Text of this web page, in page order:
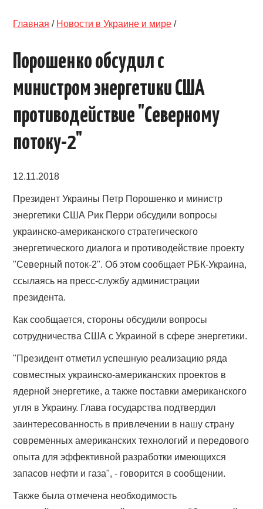
КОНТАКТЫ
Главная / Новости в Украине и мире /
Порошенко обсудил с
министром энергетики США
противодействие "Северному
потоку-2"
12.11.2018
Президент Украины Петр Порошенко и министр
энергетики США Рик Перри обсудили вопросы
украинско-американского стратегического
энергетического диалога и противодействие проекту
"Северный поток-2". Об этом сообщает РБК-Украина,
ссылаясь на пресс-службу администрации
президента.
Как сообщается, стороны обсудили вопросы
сотрудничества США с Украиной в сфере энергетики.
"Президент отметил успешную реализацию ряда
совместных украинско-американских проектов в
ядерной энергетике, а также поставки американского
угля в Украину. Глава государства подтвердил
заинтересованность в привлечении в нашу страну
современных американских технологий и передового
опыта для эффективной разработки имеющихся
запасов нефти и газа", - говорится в сообщении.
Также была отмечена необходимость